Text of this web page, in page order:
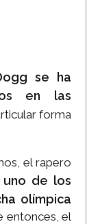
se ha
en las
forma
el rapero
de los
olímpica
entonces, el